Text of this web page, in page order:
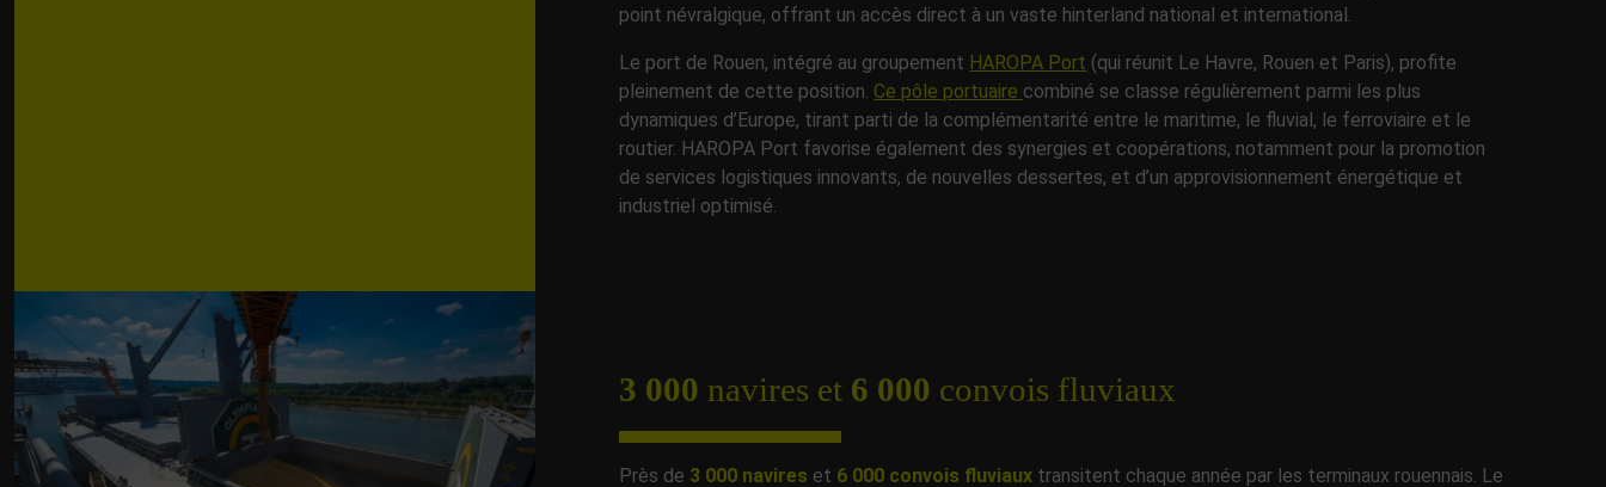
point névralgique, offrant un accès direct à un vaste hinterland national et international.
Le port de Rouen, intégré au groupement HAROPA Port (qui réunit Le Havre, Rouen et Paris), profite
pleinement de cette position. Ce pôle portuaire combiné se classe régulièrement parmi les plus
dynamiques d’Europe, tirant parti de la complémentarité entre le maritime, le fluvial, le ferroviaire et le
routier. HAROPA Port favorise également des synergies et coopérations, notamment pour la promotion
de services logistiques innovants, de nouvelles dessertes, et d’un approvisionnement énergétique et
industriel optimisé.
3 000 navires et 6 000 convois fluviaux
Près de 3 000 navires et 6 000 convois fluviaux transitent chaque année par les terminaux rouennais. Le